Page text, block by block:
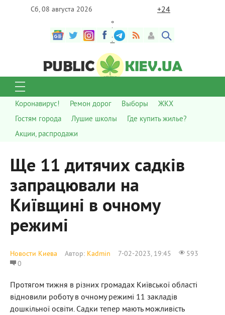
Сб, 08 августа 2026 +24
°
C
Коронавирус! Ремон дорог Выборы
ЖКХ
Гостям города
Лушие школы
Где купить жилье?
Акции, распродажи
Ще 11 дитячих садків
запрацювали на
Київщині в очному
режимі
Новости Киева Автор: Kadmin 7-02-2023, 19:45
593
0
Протягом тижня в різних громадах Київської області
відновили роботу в очному режимі 11 закладів
дошкільної освіти. Садки тепер мають можливість